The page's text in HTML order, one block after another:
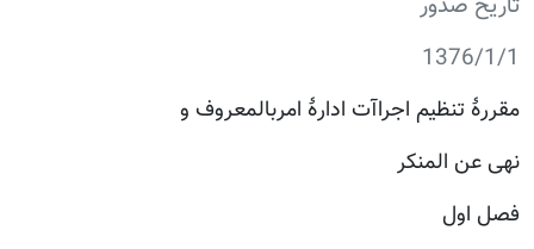
1376/1/1
مقررۀ تنظیم اجراآت ادارۀ امربالمعروف و
نهی عن المنکر
فصل اول